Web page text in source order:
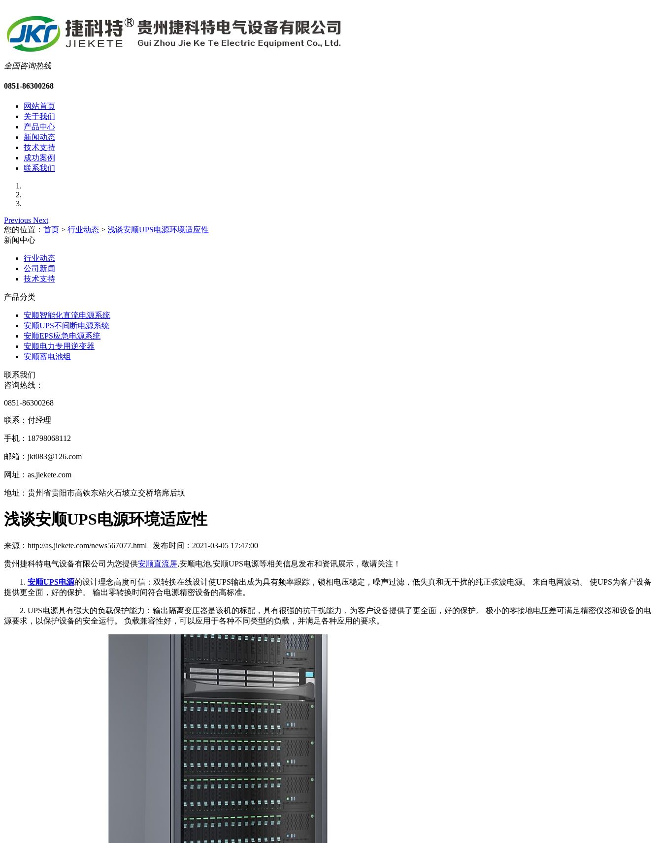
全国咨询热线
0851-86300268
网站首页
关于我们
产品中心
新闻动态
技术支持
成功案例
联系我们
Previous Next
您的位置： 首页 > 行业动态 > 浅谈安顺UPS电源环境适应性
新闻中心
行业动态
公司新闻
技术支持
产品分类
安顺智能化直流电源系统
安顺UPS不间断电源系统
安顺EPS应急电源系统
安顺电力专用逆变器
安顺蓄电池组
联系我们
咨询热线：
0851-86300268
联系：付经理
手机：18798068112
邮箱：jkt083@126.com
网址：as.jiekete.com
地址：贵州省贵阳市高铁东站火石坡立交桥培席后坝
浅谈安顺UPS电源环境适应性
来源：http://as.jiekete.com/news567077.html 发布时间：2021-03-05 17:47:00
贵州捷科特电气设备有限公司为您提供安顺直流屏,安顺电池,安顺UPS电源等相关信息发布和资讯展示，敬请关注！
1. 安顺UPS电源的设计理念高度可信：双转换在线设计使UPS输出成为具有频率跟踪，锁相电压稳定，噪声过滤，低失真和无干扰的纯正弦波电源。 来自电网波动。 使UPS为客户设备
提供更全面，好的保护。 输出零转换时间符合电源精密设备的高标准。
2. UPS电源具有强大的负载保护能力：输出隔离变压器是该机的标配，具有很强的抗干扰能力，为客户设备提供了更全面，好的保护。 极小的零接地电压差可满足精密仪器和设备的电
源要求，以保护设备的安全运行。 负载兼容性好，可以应用于各种不同类型的负载，并满足各种应用的要求。